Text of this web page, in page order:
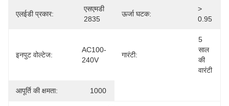
एलईडी प्रकार:
एसएमडी
2835
ऊर्जा घटक:
>
0.95
इनपुट वोल्टेज:
AC100-
240V
गारंटी:
5
साल
की
वारंटी
आपूर्ति की क्षमता: 1000